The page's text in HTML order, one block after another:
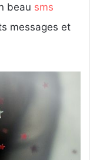
beau sms
messages et